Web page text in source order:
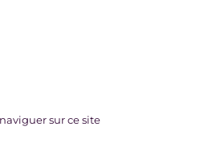
ce soit
ou de
sur ce site